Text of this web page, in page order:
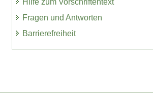
Hilfe zum Vorschriftentext
Fragen und Antworten
Barrierefreiheit